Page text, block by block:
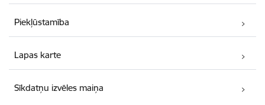
Piekļūstamība
Lapas karte
Sīkdatņu izvēles maiņa